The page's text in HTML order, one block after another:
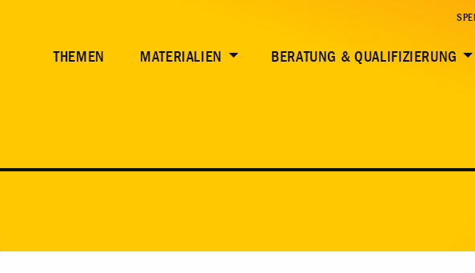
THEMEN MATERIALIEN BERATUNG & QUALIFIZIERUNG